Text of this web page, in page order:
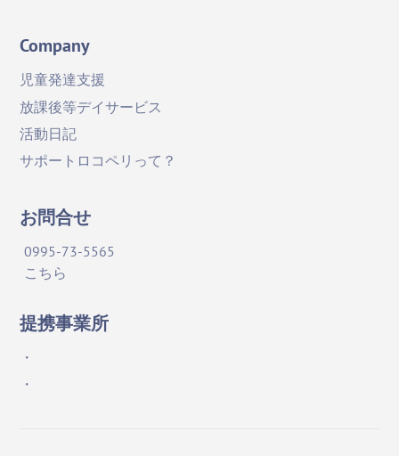
Company
児童発達支援
放課後等デイサービス
活動日記
サポートロコペリって？
お問合せ
0995-73-5565
こちら
提携事業所
・
・